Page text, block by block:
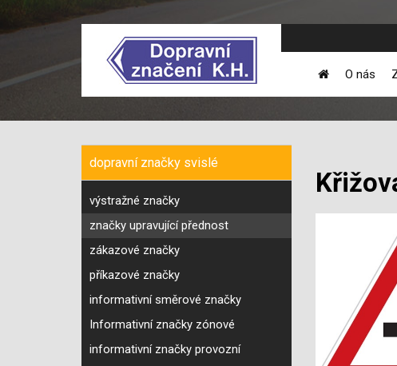
O nás
dopravní značky svislé
výstražné značky
značky upravující přednost
zákazové značky
příkazové značky
informativní směrové značky
Informativní značky zónové
informativní značky provozní